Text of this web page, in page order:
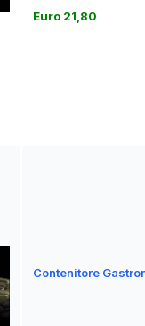
Euro 21,80
Contenitore